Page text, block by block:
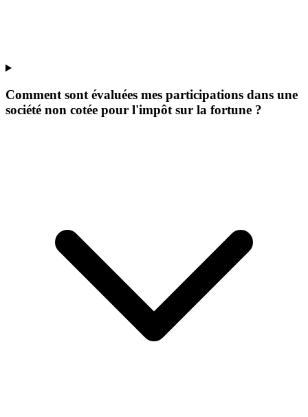
Comment sont évaluées mes participations dans une
société non cotée pour l'impôt sur la fortune ?